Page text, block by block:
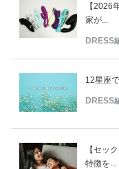
【2026
家が...
DRESS
12星座
DRESS
【セッ
特徴を...